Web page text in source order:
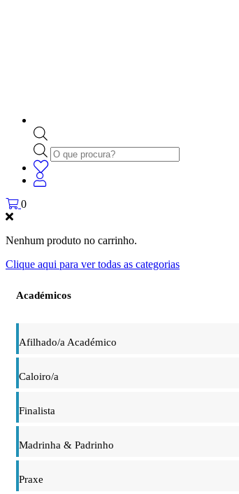
Products
search
0
Nenhum produto no carrinho.
Clique aqui para ver todas as categorias
Académicos
Afilhado/a Académico
Caloiro/a
Finalista
Madrinha & Padrinho
Praxe